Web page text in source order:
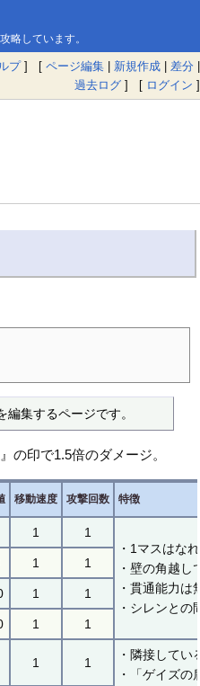
略しています。
プ] [ ページ編集 | 新規作成 | 差分 |
過去ログ ] [ ログイン ]
編集するページです。
の印で1.5倍のダメージ。
移動速度 攻撃回数 特徴
1
1
・1マスはな
・壁の角越し
・貫通能力は
・シレンとの
1 1
1 1
1 1
1 1
・隣接して
・「ゲイズ